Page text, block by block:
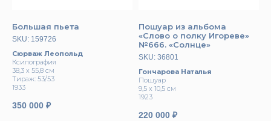
Большая пьета
SKU: 159726
Сюрваж Леопольд
Ксилография
38,3 х 55,8 см
Тираж: 53/53
1933
350 000 ₽
Пошуар из альбома
«Слово о полку Игореве»
№666. «Солнце»
SKU: 36801
Гончарова Наталья
Пошуар
9,5 х 10,5 см
1923
220 000 ₽